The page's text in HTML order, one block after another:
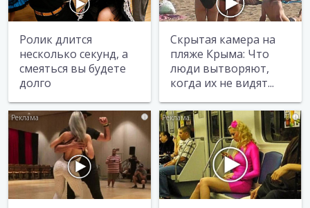
Ролик длится
несколько секунд, а
смеяться вы будете
долго
Скрытая камера на
пляже Крыма: Что
люди вытворяют,
когда их не видят...
i i